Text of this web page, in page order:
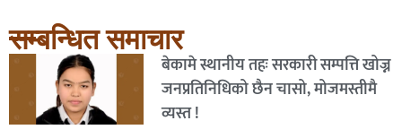
सम्बन्धित समाचार
बेकामे स्थानीय तहः सरकारी सम्पत्ति खोज्न
जनप्रतिनिधिको छैन चासो, मोजमस्तीमै
व्यस्त !